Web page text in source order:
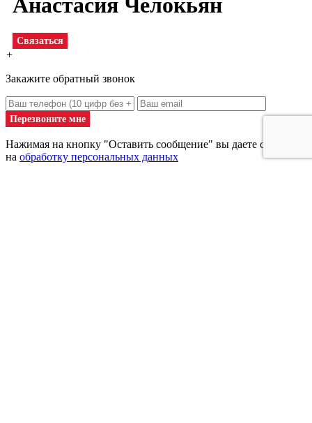
Связаться
+
Закажите обратный звонок
Перезвоните мне
Нажимая на кнопку "Оставить сообщение" вы даете согласие
на обработку персональных данных